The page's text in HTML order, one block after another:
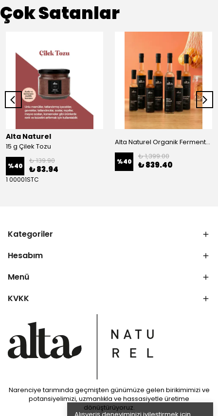
Çok Satanlar
Alta Naturel
15 g Çilek Tozu
%40
₺ 139.90
₺ 83.94
1 00001STC
Alta Naturel Organik Fermente Büyük Sirke Paketi 500 ML (Portakal - Greyfurt-Mandalina-Elma Sirkesi)
%40
₺ 1,399.00
₺ 839.40
Kategoriler
Hesabım
Menü
KVKK
Narenciye tarımında geçmişten günümüze gelen birikimimizi ve
potansiyelimizi, uzmanlıkla ve hassasiyetle üretime
dönüştürüyoruz.